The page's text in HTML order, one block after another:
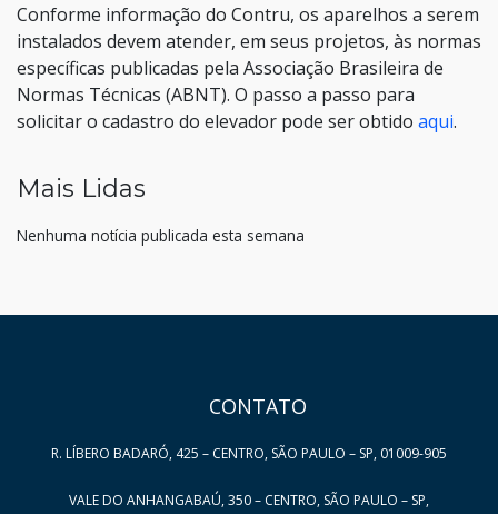
Conforme informação do Contru, os aparelhos a serem
instalados devem atender, em seus projetos, às normas
específicas publicadas pela Associação Brasileira de
Normas Técnicas (ABNT). O passo a passo para
solicitar o cadastro do elevador pode ser obtido aqui.
Mais Lidas
Nenhuma notícia publicada esta semana
CONTATO
R. LÍBERO BADARÓ, 425 – CENTRO, SÃO PAULO – SP, 01009-905
VALE DO ANHANGABAÚ, 350 – CENTRO, SÃO PAULO – SP,